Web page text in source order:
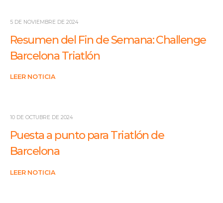
5 DE NOVIEMBRE DE 2024
Resumen del Fin de Semana: Challenge
Barcelona Triatlón
LEER NOTICIA
10 DE OCTUBRE DE 2024
Puesta a punto para Triatlón de
Barcelona
LEER NOTICIA